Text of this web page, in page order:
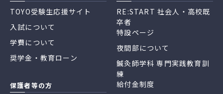
TOYO受験生応援サイト
入試について
学費について
奨学金・教育ローン
保護者等の方
RE:START 社会人・高校既
卒者
特設ページ
夜間部について
鍼灸師学科 専門実践教育訓
練
給付金制度